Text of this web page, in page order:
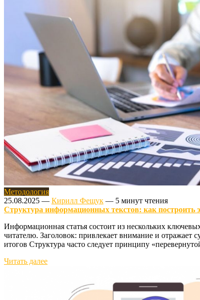
Методология
25.08.2025 — Кирилл Фещук — 5 минут чтения
Структура информационных текстов: как
Информационная статья состоит из нескольких
читателю. Заголовок: привлекает внимание и отражает
итогов Структура часто следует принципу
Читать далее